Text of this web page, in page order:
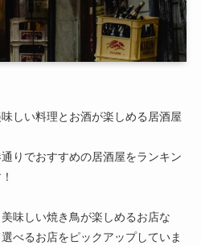
しい料理とお酒が楽しめる居酒屋
りでおすすめの居酒屋をランキン
味しい焼き鳥が楽しめるお店な
べるお店をピックアップしていま